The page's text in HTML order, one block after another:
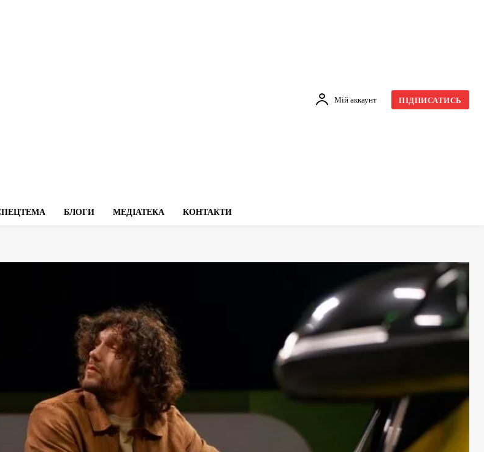
Мій аккаунт ПІДПИСАТИСЬ
БЛОГИ МЕДІАТЕКА КОНТАКТИ